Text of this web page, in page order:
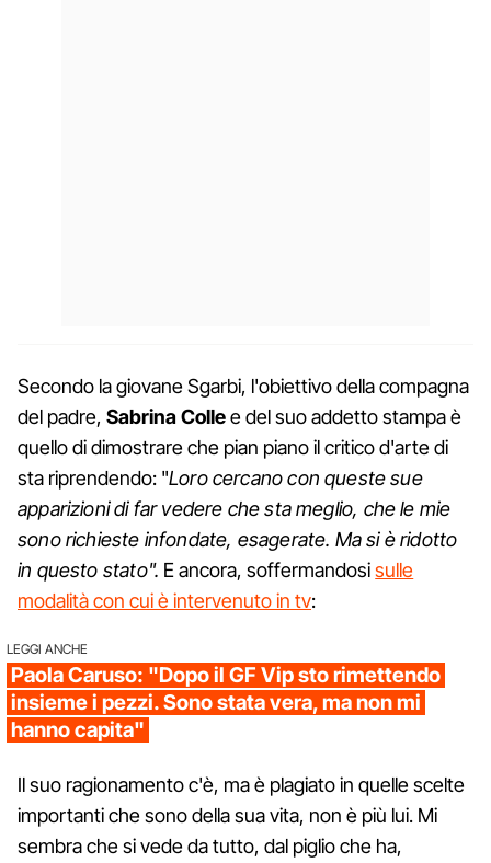
Secondo la giovane Sgarbi, l'obiettivo della compagna
del padre, Sabrina Collee del suo addetto stampa è
quello di dimostrare che pian piano il critico d'arte di
sta riprendendo: "Loro cercano con queste sue
apparizioni di far vedere che sta meglio, che le mie
sono richieste infondate, esagerate. Ma si è ridotto
in questo stato". E ancora, soffermandosisulle
modalità con cui è intervenuto in tv:
LEGGI ANCHE
Paola Caruso: "Dopo il GF Vip sto rimettendo
insieme i pezzi. Sono stata vera, ma non mi
hanno capita"
Il suo ragionamento c'è, ma è plagiato in quelle scelte
importanti che sono della sua vita, non è più lui. Mi
sembra che si vede da tutto, dal piglio che ha,